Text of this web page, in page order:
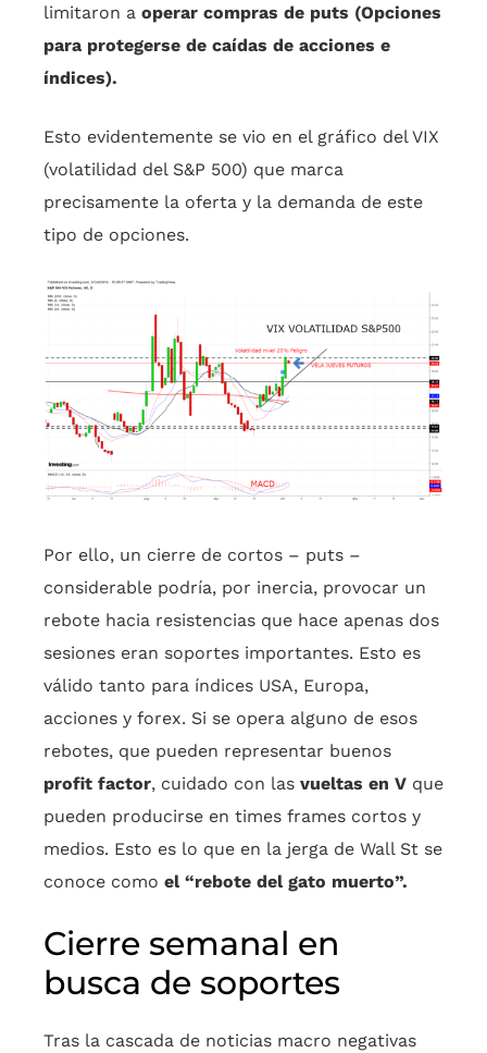
limitaron a operar compras de puts (Opciones
para protegerse de caídas de acciones e
índices).
Esto evidentemente se vio en el gráfico del VIX
(volatilidad del S&P 500) que marca
precisamente la oferta y la demanda de este
tipo de opciones.
Por ello, un cierre de cortos – puts –
considerable podría, por inercia, provocar un
rebote hacia resistencias que hace apenas dos
sesiones eran soportes importantes. Esto es
válido tanto para índices USA, Europa,
acciones y forex. Si se opera alguno de esos
rebotes, que pueden representar buenos
profit factor, cuidado con las vueltas en V que
pueden producirse en times frames cortos y
medios. Esto es lo que en la jerga de Wall St se
conoce como el “rebote del gato muerto”.
Cierre semanal en
busca de soportes
Tras la cascada de noticias macro negativas